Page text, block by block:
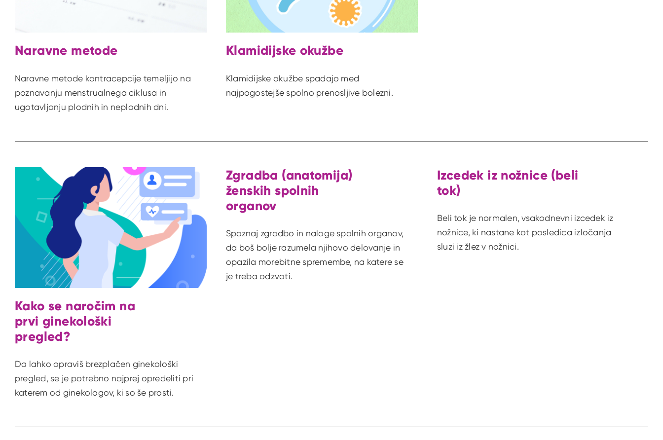
Naravne metode
Naravne metode kontracepcije temeljijo na
poznavanju menstrualnega ciklusa in
ugotavljanju plodnih in neplodnih dni.
Klamidijske okužbe
Klamidijske okužbe spadajo med
najpogostejše spolno prenosljive bolezni.
Kako se naročim na
prvi ginekološki
pregled?
Da lahko opraviš brezplačen ginekološki
pregled, se je potrebno najprej opredeliti pri
katerem od ginekologov, ki so še prosti.
Zgradba (anatomija)
ženskih spolnih
organov
Spoznaj zgradbo in naloge spolnih organov,
da boš bolje razumela njihovo delovanje in
opazila morebitne spremembe, na katere se
je treba odzvati.
Izcedek iz nožnice (beli
tok)
Beli tok je normalen, vsakodnevni izcedek iz
nožnice, ki nastane kot posledica izločanja
sluzi iz žlez v nožnici.